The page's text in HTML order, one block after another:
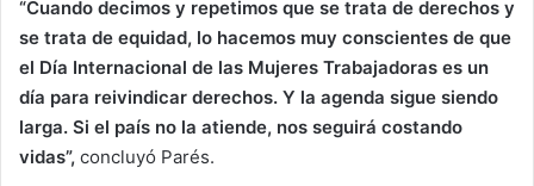
“Cuando decimos y repetimos que se trata de derechos y
se trata de equidad, lo hacemos muy conscientes de que
el Día Internacional de las Mujeres Trabajadoras es un
día para reivindicar derechos. Y la agenda sigue siendo
larga. Si el país no la atiende, nos seguirá costando
vidas”, concluyó Parés.